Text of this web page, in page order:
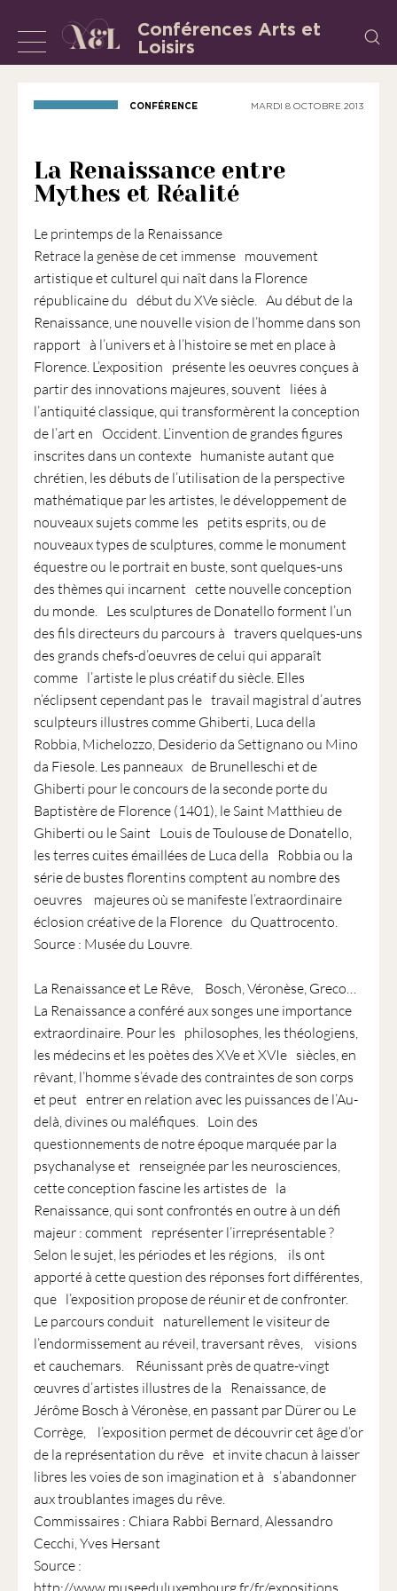
contenu
Conférences Arts et
Loisirs
L’Association
«
Conférences
et
Loisirs
»
association
régie
ayant
vocation
culturelle.
Afficher
masquer
navigation
CONFÉRENCE MARDI 8 OCTOBRE 2013
La Renaissance entre
Mythes et Réalité
Le printemps de la Renaissance
Retrace la genèse de cet immense mouvement
artistique et culturel qui naît dans la Florence
républicaine du début du XVe siècle. Au début de la
Renaissance, une nouvelle vision de l’homme dans son
rapport à l’univers et à l’histoire se met en place à
Florence. L’exposition présente les oeuvres conçues à
partir des innovations majeures, souvent liées à
l’antiquité classique, qui transformèrent la conception
de l’art en Occident. L’invention de grandes figures
inscrites dans un contexte humaniste autant que
chrétien, les débuts de l’utilisation de la perspective
mathématique par les artistes, le développement de
nouveaux sujets comme les petits esprits, ou de
nouveaux types de sculptures, comme le monument
équestre ou le portrait en buste, sont quelques-uns
des thèmes qui incarnent cette nouvelle conception
du monde. Les sculptures de Donatello forment l’un
des fils directeurs du parcours à travers quelques-uns
des grands chefs-d’oeuvres de celui qui apparaît
comme l’artiste le plus créatif du siècle. Elles
n’éclipsent cependant pas le travail magistral d’autres
sculpteurs illustres comme Ghiberti, Luca della
Robbia, Michelozzo, Desiderio da Settignano ou Mino
da Fiesole. Les panneaux de Brunelleschi et de
Ghiberti pour le concours de la seconde porte du
Baptistère de Florence (1401), le Saint Matthieu de
Ghiberti ou le Saint Louis de Toulouse de Donatello,
les terres cuites émaillées de Luca della Robbia ou la
série de bustes florentins comptent au nombre des
oeuvres majeures où se manifeste l’extraordinaire
éclosion créative de la Florence du Quattrocento.
Source : Musée du Louvre.
La Renaissance et Le Rêve, Bosch, Véronèse, Greco…
La Renaissance a conféré aux songes une importance
extraordinaire. Pour les philosophes, les théologiens,
les médecins et les poètes des XVe et XVIe siècles, en
rêvant, l’homme s’évade des contraintes de son corps
et peut entrer en relation avec les puissances de l’Au-
delà, divines ou maléfiques. Loin des
questionnements de notre époque marquée par la
psychanalyse et renseignée par les neurosciences,
cette conception fascine les artistes de la
Renaissance, qui sont confrontés en outre à un défi
majeur : comment représenter l’irreprésentable ?
Selon le sujet, les périodes et les régions, ils ont
apporté à cette question des réponses fort différentes,
que l’exposition propose de réunir et de confronter.
Le parcours conduit naturellement le visiteur de
l’endormissement au réveil, traversant rêves, visions
et cauchemars. Réunissant près de quatre-vingt
œuvres d’artistes illustres de la Renaissance, de
Jérôme Bosch à Véronèse, en passant par Dürer ou Le
Corrège, l’exposition permet de découvrir cet âge d’or
de la représentation du rêve et invite chacun à laisser
libres les voies de son imagination et à s’abandonner
aux troublantes images du rêve.
Commissaires : Chiara Rabbi Bernard, Alessandro
Cecchi, Yves Hersant
Source :
http://www.museeduluxembourg.fr/fr/expositions